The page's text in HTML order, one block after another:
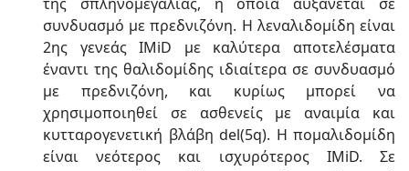
συνδυασμό με πρεδνιζόνη. Η λεναλιδομίδη είναι
2ης γενεάς IMiD με καλύτερα αποτελέσματα
έναντι της θαλιδομίδης ιδιαίτερα σε συνδυασμό
με πρεδνιζόνη, και κυρίως μπορεί να
χρησιμοποιηθεί σε ασθενείς με αναιμία και
κυτταρογενετική βλάβη del(5q). Η πομαλιδομίδη
είναι νεότερος και ισχυρότερος IMiD. Σε